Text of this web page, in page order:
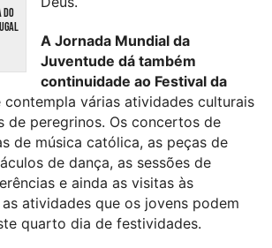
DO
A Jornada Mundial da
Juventude dá também
continuidade ao Festival da
contempla várias atividades culturais
de peregrinos. Os concertos de
de música católica, as peças de
de dança, as sessões de
e ainda as visitas às
atividades que os jovens podem
quarto dia de festividades.